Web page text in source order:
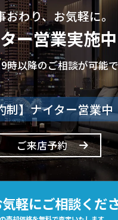
おわり、お気軽に。
ー営業実施中
時以降のご相談が可能
制】ナイター営業中
ご来店予約
軽にご相談くだ